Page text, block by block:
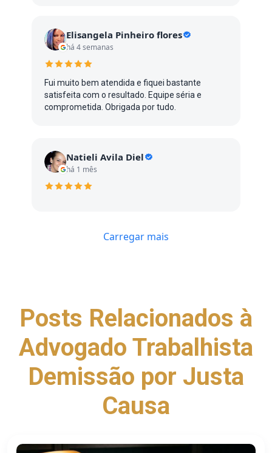
Elisangela Pinheiro flores
há 4 semanas
Fui muito bem atendida e fiquei bastante
satisfeita com o resultado. Equipe séria e
comprometida. Obrigada por tudo.
Natieli Avila Diel
há 1 mês
Carregar mais
Posts Relacionados à
Advogado Trabalhista
Demissão por Justa
Causa